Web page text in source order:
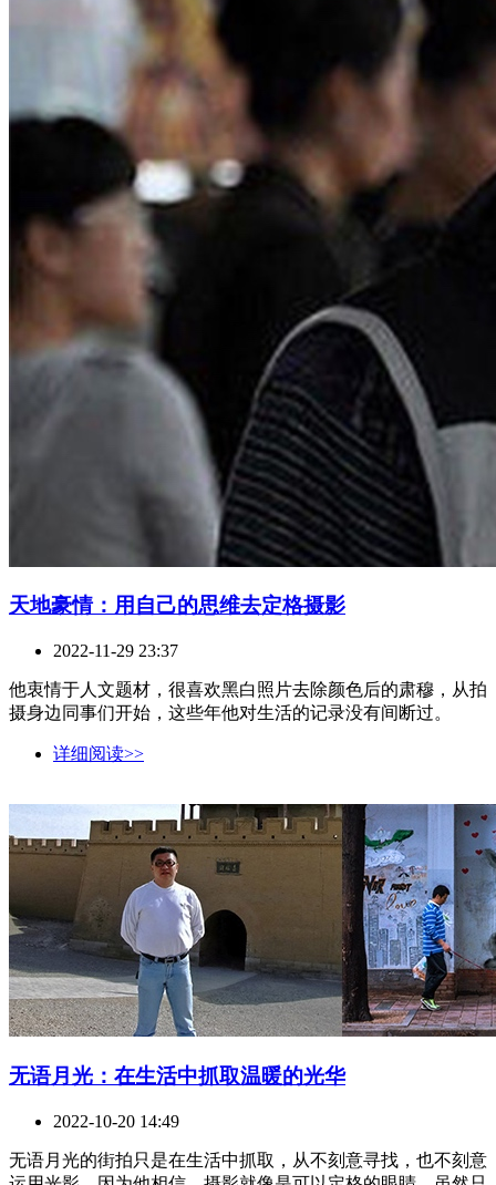
天地豪情：用自己的思维去定格摄影
2022-11-29 23:37
他衷情于人文题材，很喜欢黑白照片去除颜色后的肃穆，从拍
摄身边同事们开始，这些年他对生活的记录没有间断过。
详细阅读>>
无语月光：在生活中抓取温暖的光华
2022-10-20 14:49
无语月光的街拍只是在生活中抓取，从不刻意寻找，也不刻意